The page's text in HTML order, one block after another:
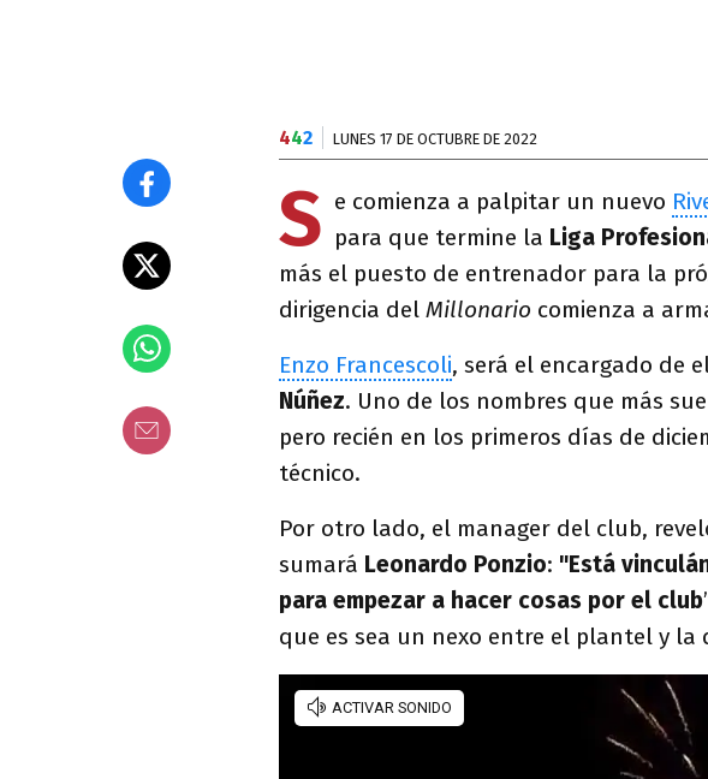
442 LUNES 17 DE OCTUBRE DE 2022
S e comienza a palpitar un nuevo
para que termine la Liga
más el puesto de entrenador para la
dirigencia del Millonario comienza a
Enzo Francescoli, será el encargado de
Núñez. Uno de los nombres que más
pero recién en los primeros días de
técnico.
Por otro lado, el manager del club,
sumará Leonardo Ponzio: "Está
para empezar a hacer cosas por el club
que es sea un nexo entre el plantel y la